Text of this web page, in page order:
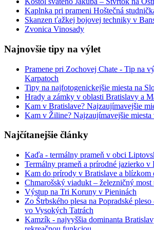
Kaplnka pri prameni Hoštečná
Skanzen ťažkej bojovej techniky v
Zvonica Vinosady
Najnovšie tipy na výlet
Pramene pri Zochovej Chate - Tip na
Karpatoch
Tipy na najfotogenickejšie miesta na
Hrady a zámky v oblasti Bratislavy a
Kam v Bratislave? Najzaujímavejšie
Kam v Žiline? Najzaujímavejšie
Najčítanejšie články
Kaďa - termálny prameň v obci
Termálny prameň a prírodné jazierko v
Kam do prírody v Bratislave a blízkom
Chmarošský viadukt – železničný most
Výstup na Tri Koruny v Pieninách
Zo Štrbského plesa na Popradské
vo Vysokých Tatrách
Kamzík - najvyššia dominanta